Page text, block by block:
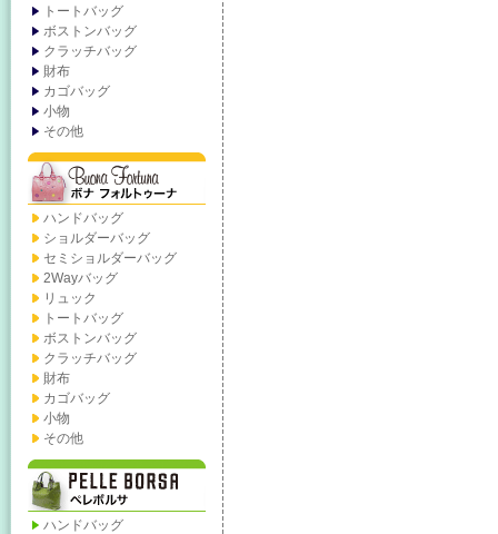
トートバッグ
ボストンバッグ
クラッチバッグ
財布
カゴバッグ
小物
その他
ハンドバッグ
ショルダーバッグ
セミショルダーバッグ
2Wayバッグ
リュック
トートバッグ
ボストンバッグ
クラッチバッグ
財布
カゴバッグ
小物
その他
ハンドバッグ